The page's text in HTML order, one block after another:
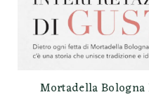
Mortadella